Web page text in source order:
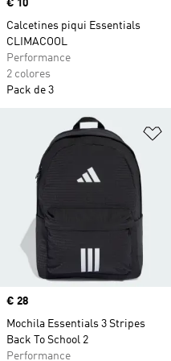
Precio
€ 10
Calcetines piqui Essentials
CLIMACOOL
Performance
2 colores
Pack de 3
Precio
€ 28
Mochila Essentials 3 Stripes
Back To School 2
Performance